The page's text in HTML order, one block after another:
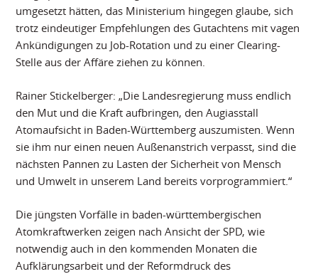
umgesetzt hätten, das Ministerium hingegen glaube, sich
trotz eindeutiger Empfehlungen des Gutachtens mit vagen
Ankündigungen zu Job-Rotation und zu einer Clearing-
Stelle aus der Affäre ziehen zu können.
Rainer Stickelberger: „Die Landesregierung muss endlich
den Mut und die Kraft aufbringen, den Augiasstall
Atomaufsicht in Baden-Württemberg auszumisten. Wenn
sie ihm nur einen neuen Außenanstrich verpasst, sind die
nächsten Pannen zu Lasten der Sicherheit von Mensch
und Umwelt in unserem Land bereits vorprogrammiert.“
Die jüngsten Vorfälle in baden-württembergischen
Atomkraftwerken zeigen nach Ansicht der SPD, wie
notwendig auch in den kommenden Monaten die
Aufklärungsarbeit und der Reformdruck des